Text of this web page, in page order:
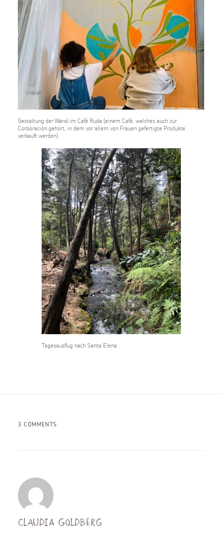
Gestaltung der Wand im Café Ruda (einem Café, welches auch zur
Corporación gehört, in dem vor allem von Frauen gefertigte Produkte
verkauft werden)
Tagesausflug nach Santa Elena
3 COMMENTS
Claudia Goldberg